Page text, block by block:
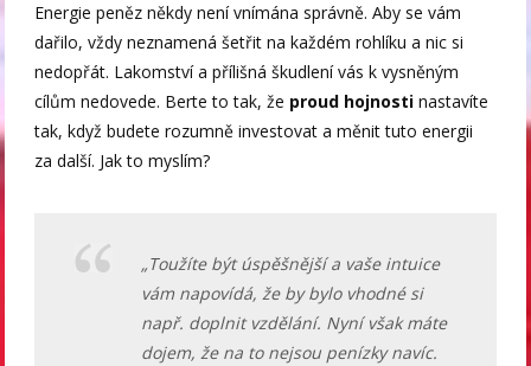
Energie peněz někdy není vnímána správně. Aby se vám
dařilo, vždy neznamená šetřit na každém rohlíku a nic si
nedopřát. Lakomství a přílišná škudlení vás k vysněným
cílům nedovede. Berte to tak, že proud hojnosti nastavíte
tak, když budete rozumně investovat a měnit tuto energii
za další. Jak to myslím?
„Toužíte být úspěšnější a vaše intuice
vám napovídá, že by bylo vhodné si
např. doplnit vzdělání. Nyní však máte
dojem, že na to nejsou penízky navíc.